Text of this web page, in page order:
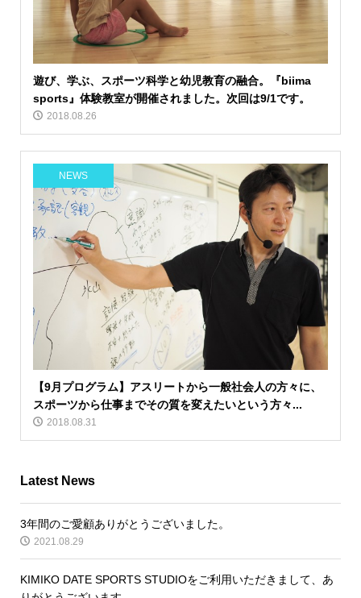
遊び、学ぶ、スポーツ科学と幼児教育の融合。『biima
sports』体験教室が開催されました。次回は9/1です。
2018.08.26
NEWS
【9月プログラム】アスリートから一般社会人の方々に、
スポーツから仕事までその質を変えたいという方々...
2018.08.31
Latest News
3年間のご愛顧ありがとうございました。
2021.08.29
KIMIKO DATE SPORTS STUDIOをご利用いただきまして、あ